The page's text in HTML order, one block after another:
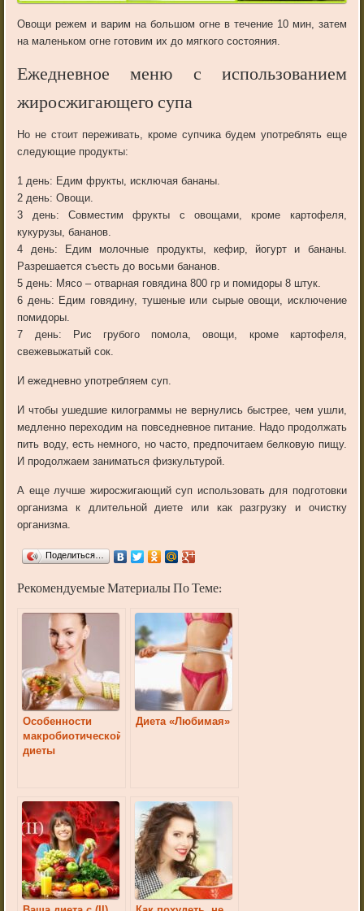
Овощи режем и варим на большом огне в течение 10 мин, затем
на маленьком огне готовим ихдо мягкого состояния.
Ежедневное меню с использованием
жиросжигающего супа
Но не стоит переживать,кроме супчика будем употреблять еще
следующие продукты:
1 день: Едим фрукты, исключая бананы.
2 день:Овощи.
3
день: Совместим фрукты с овощами,кроме картофеля,
кукурузы,бананов.
4
день: Едим молочные продукты, кефир, йогурт и бананы.
Разрешается съесть до восьми бананов.
5 день: Мясо –отварная говядина 800 гр и помидоры 8 штук.
6 день: Едим говядину, тушеные или сырые овощи, исключение
помидоры.
7
день: Рис грубого помола,овощи, кроме картофеля,
свежевыжатый сок.
И ежедневно употребляем суп.
И чтобы ушедшие килограммы не вернулись быстрее, чем ушли,
медленно переходим на повседневное питание. Надо продолжать
пить воду, есть немного, но часто, предпочитаем белковую пищу.
И продолжаем заниматься физкультурой.
А еще лучше жиросжигающий суп использоватьдля подготовки
организма
к длительной диете или как разгрузку и
очистку
организма.
Поделиться…
Рекомендуемые Материалы По Теме:
Особенности
макробиотической
диеты
Диета «Любимая»